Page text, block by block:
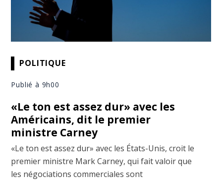
POLITIQUE
Publié à 9h00
«Le ton est assez dur» avec les
Américains, dit le premier
ministre Carney
«Le ton est assez dur» avec les États-Unis, croit le
premier ministre Mark Carney, qui fait valoir que
les négociations commerciales sont